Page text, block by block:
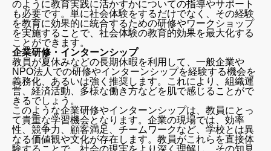
のように教育実践に活かすかについての指導やサポート
も必要です。単に社会体験をするだけでなく、その経験
を教育に効果的に統合するための研修やワークショップ
を実施することで、社会体験の教育的効果を最大化する
ことができます。
企業研修・インターンシップ
教員が夏休みなどの長期休暇を利用して、一般企業や
NPO法人での研修やインターンシップを経験する機会を
義務化、あるいは強く推奨します。これにより、組織運
営、経済活動、多様な働き方などを肌で感じることがで
きるでしょう。
このような企業研修やインターンシップは、教員にとっ
て貴重な学習機会となります。企業の現場では、効率
性、競争力、顧客満足、チームワークなど、学校とは異
なる価値観や文化が存在します。教員がこれらを直接体
験することで、社会の現実をより深く理解し、その知見